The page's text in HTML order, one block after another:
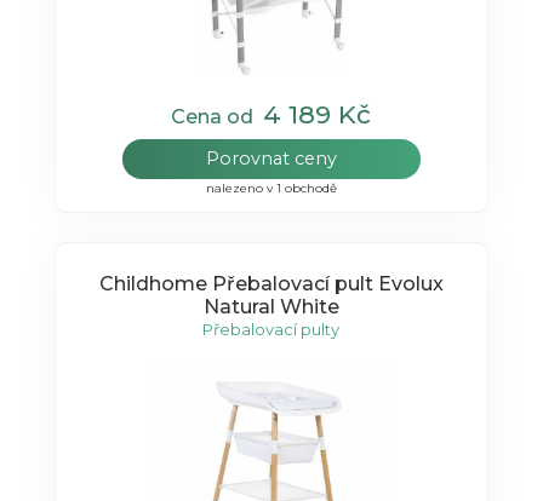
Cena od 4 189 Kč
Porovnat ceny
nalezeno v 1 obchodě
Childhome Přebalovací pult Evolux
Natural White
Přebalovací pulty